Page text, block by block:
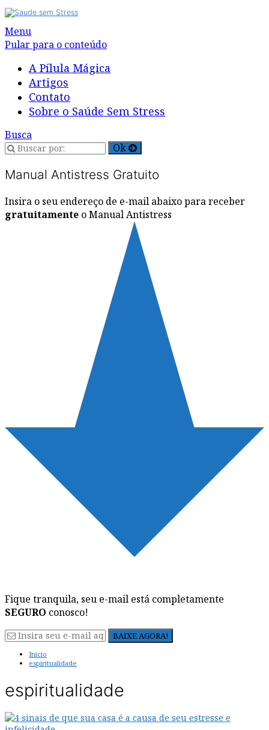
Alternar
navegação
Menu
Pular para o conteúdo
A Pílula Mágica
Artigos
Contato
Sobre o Saúde Sem Stress
Busca
Manual Antistress Gratuito
Insira o seu endereço de e-mail abaixo para receber
gratuitamente o Manual Antistress
Fique tranquila, seu e-mail está completamente
SEGURO conosco!
Início
espiritualidade
espiritualidade